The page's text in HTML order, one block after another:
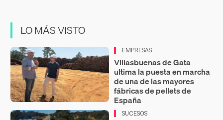
LO MÁS VISTO
EMPRESAS
Villasbuenas de Gata
ultima la puesta en marcha
de una de las mayores
fábricas de pellets de
España
SUCESOS